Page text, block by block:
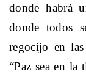
donde habrá
donde todos
regocijo en
“Paz sea en la